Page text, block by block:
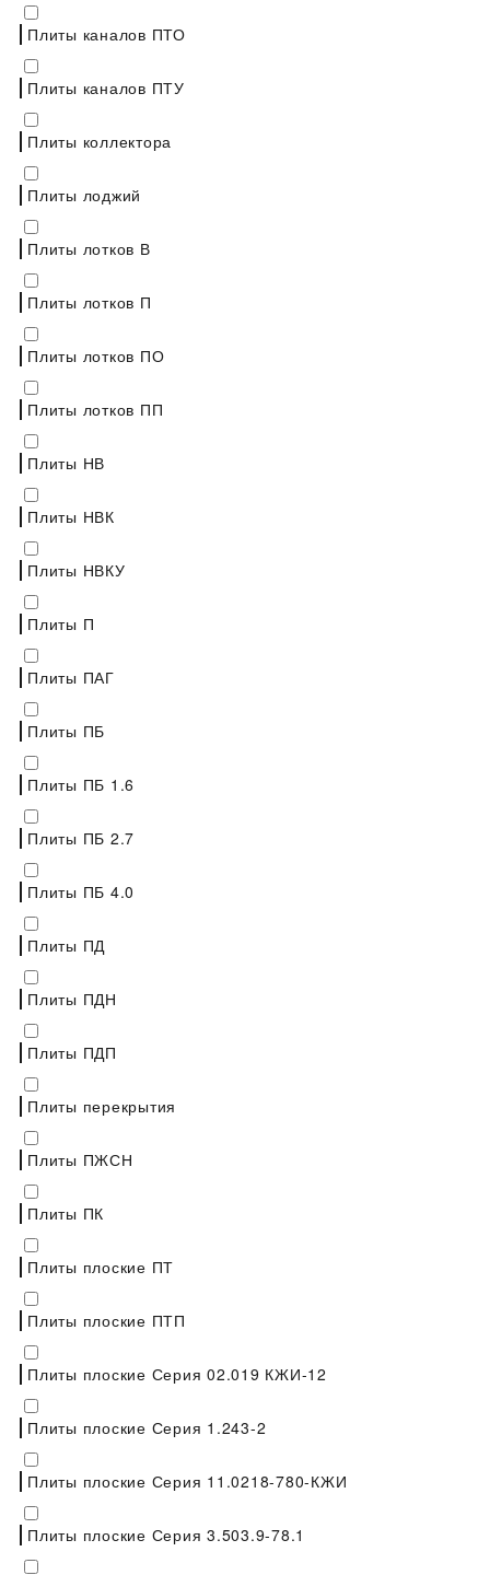
Плиты каналов ПТО
Плиты каналов ПТУ
Плиты коллектора
Плиты лоджий
Плиты лотков В
Плиты лотков П
Плиты лотков ПО
Плиты лотков ПП
Плиты НВ
Плиты НВК
Плиты НВКУ
Плиты П
Плиты ПАГ
Плиты ПБ
Плиты ПБ 1.6
Плиты ПБ 2.7
Плиты ПБ 4.0
Плиты ПД
Плиты ПДН
Плиты ПДП
Плиты перекрытия
Плиты ПЖСН
Плиты ПК
Плиты плоские ПТ
Плиты плоские ПТП
Плиты плоские Серия 02.019 КЖИ-12
Плиты плоские Серия 1.243-2
Плиты плоские Серия 11.0218-780-КЖИ
Плиты плоские Серия 3.503.9-78.1